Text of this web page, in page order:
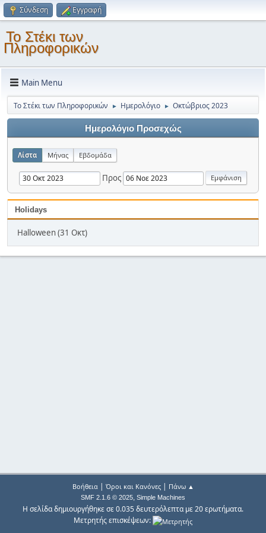
Σύνδεση Εγγραφή
Το Στέκι των
Πληροφορικών
Main Menu
Το Στέκι των Πληροφορικών ► Ημερολόγιο ► Οκτώβριος 2023
Ημερολόγιο Προσεχώς
Λίστα Μήνας Εβδομάδα
Προς
Holidays
Halloween (31 Οκτ)
Βοήθεια| Όροι και Κανόνες| Πάνω ▲
SMF 2.1.6 © 2025, Simple Machines
Η σελίδα δημιουργήθηκε σε 0.035 δευτερόλεπτα με 20 ερωτήματα.
Μετρητής επισκέψεων: